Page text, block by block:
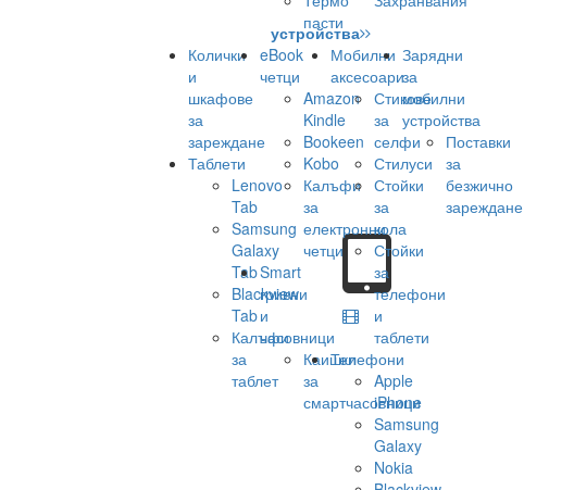
пасти
устройства
Колички
и
шкафове
за
зареждане
Таблети
Lenovo
Tab
Samsung
Galaxy
Tab
Blackview
Tab
Калъфи
за
таблет
eBook
четци
Amazon
Kindle
Bookeen
Kobo
Калъфи
за
електронни
четци
Smart
гривни
и
часовници
Каишки
за
смартчасовници
Мобилни
аксесоари
Стикове
за
селфи
Стилуси
Стойки
за
кола
Стойки
за
телефони
и
таблети
Телефони
Apple
iPhone
Samsung
Galaxy
Nokia
Зарядни
за
мобилни
устройства
Поставки
за
безжично
зареждане